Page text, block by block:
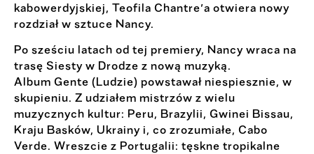
kabowerdyjskiej, Teofila Chantre’a otwiera nowy
rozdział w sztuce Nancy.
Po sześciu latach od tej premiery, Nancy wraca na
trasę Siesty w Drodze z nową muzyką.
Album Gente (Ludzie) powstawał niespiesznie, w
skupieniu. Z udziałem mistrzów z wielu
muzycznych kultur: Peru, Brazylii, Gwinei Bissau,
Kraju Basków, Ukrainy i, co zrozumiałe, Cabo
Verde. Wreszcie z Portugalii: tęskne tropikalne